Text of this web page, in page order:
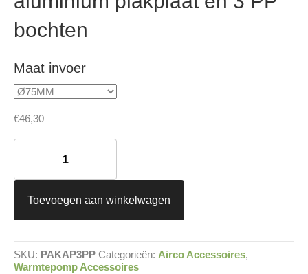
bochten
Maat invoer
€46,30
Anjo
kabeldoorvoer
plakplaat
PP
aantal
Toevoegen aan winkelwagen
SKU: PAKAP3PP Categorieën: Airco Accessoires,
Warmtepomp Accessoires